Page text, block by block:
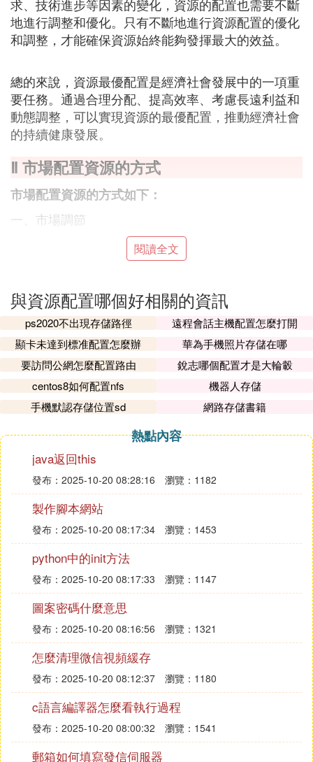
求、技術進步等因素的變化，資源的配置也需要不斷
地進行調整和優化。只有不斷地進行資源配置的優化
和調整，才能確保資源始終能夠發揮最大的效益。
總的來說，資源最優配置是經濟社會發展中的一項重
要任務。通過合理分配、提高效率、考慮長遠利益和
動態調整，可以實現資源的最優配置，推動經濟社會
的持續健康發展。
Ⅱ 市場配置資源的方式
市場配置資源的方式如下：
一、市場調節
1、資源配置的兩種基本手段
2、市場經濟的含義
市場在資源配置中起決定性作用的經濟就是市場經絕
悄穗濟。
3、市場配置資運首源的方式
主要通過價格、供求、競爭等來進行資源配置。
二、市場秩序
1、市場秩序與市場規則
兩者相輔相成、相互促進。公平、公正的市場秩序，
形成統一開放、競爭有序的現代市場體系，並卜是使
市場在資源配置中起決定性作用的基礎。而維護良好
的市場秩序依賴公平開放透明的市場規則來維護。
2、市場交易原則
自願、平等、公平、誠實守信。
閱讀全文
與資源配置哪個好相關的資訊
ps2020不出現存儲路徑
遠程會話主機配置怎麼打開
顯卡未達到標准配置怎麼辦
華為手機照片存儲在哪
要訪問公網怎麼配置路由
銳志哪個配置才是大輪轂
centos8如何配置nfs
機器人存儲
手機默認存儲位置sd
網路存儲書籍
熱點內容
java返回this
發布：2025-10-20 08:28:16 瀏覽：1182
製作腳本網站
發布：2025-10-20 08:17:34 瀏覽：1453
python中的init方法
發布：2025-10-20 08:17:33 瀏覽：1147
圖案密碼什麼意思
發布：2025-10-20 08:16:56 瀏覽：1321
怎麼清理微信視頻緩存
發布：2025-10-20 08:12:37 瀏覽：1180
c語言編譯器怎麼看執行過程
發布：2025-10-20 08:00:32 瀏覽：1541
郵箱如何填寫發信伺服器